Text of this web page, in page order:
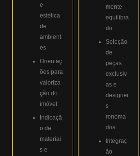
e
estética
de
ambient
es
Orientaç
ões para
valoriza
ção do
imóvel
Indicaçã
o de
materiai
s e
mente
equilibra
do
Seleção
de
peças
exclusiv
as e
designer
s
renoma
dos
Integraç
ão